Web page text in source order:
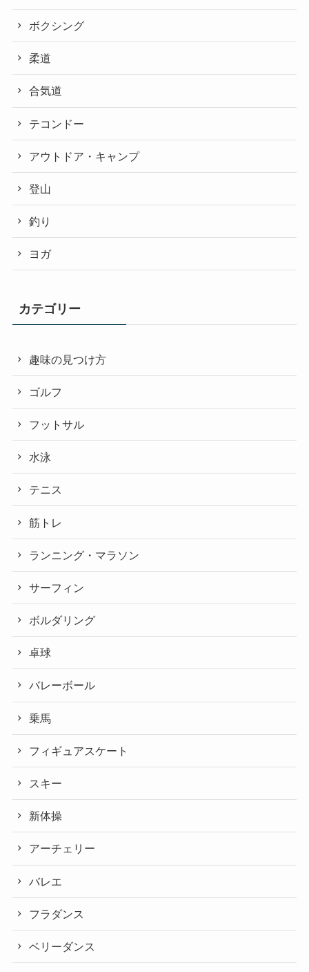
ボクシング
柔道
合気道
テコンドー
アウトドア・キャンプ
登山
釣り
ヨガ
カテゴリー
趣味の見つけ方
ゴルフ
フットサル
水泳
テニス
筋トレ
ランニング・マラソン
サーフィン
ボルダリング
卓球
バレーボール
乗馬
フィギュアスケート
スキー
新体操
アーチェリー
バレエ
フラダンス
ベリーダンス